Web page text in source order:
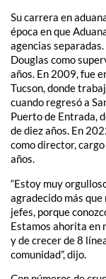
Su carrera en
época en que
agencias
Douglas como
años. En 2009, fue
Tucson, donde
cuando regresó a
Puerto de Entrada,
de diez años. En
como director,
años.
“Estoy muy
agradecido más que
jefes, porque
Estamos ahorita en
y de crecer de 8
comunidad”, dijo.